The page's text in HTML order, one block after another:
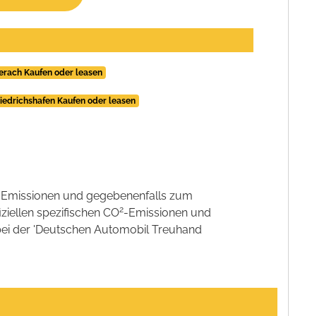
Kaufen oder leasen
Kaufen oder leasen
und gegebenenfalls zum
spezifischen CO2-Emissionen und
der 'Deutschen Automobil Treuhand